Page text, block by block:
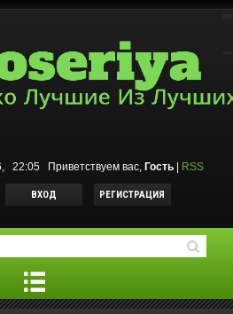
22:05 Приветствуем вас, Гость RSS
ВХОД РЕГИСТРАЦИЯ